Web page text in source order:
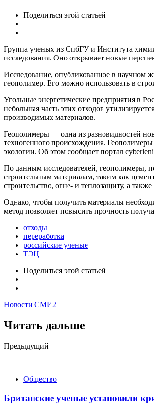
Поделиться этой статьей
Группа ученых из СпбГУ и Института
исследования. Оно открывает новые
Исследование, опубликованное в научном
геополимер. Его можно использовать в
Угольные энергетические предприятия в
небольшая часть этих отходов
производимых материалов.
Геополимеры — одна из разновидностей
техногенного происхождения.
экологии. Об этом сообщает портал
По данным исследователей, геополимеры,
строительным материалам, таким как
строительство, огне- и теплозащиту, а
Однако, чтобы получить материалы
метод позволяет повысить прочность
отходы
переработка
российские ученые
ТЭЦ
Поделиться этой статьей
Новости СМИ2
Читать дальше
Post
Предыдущий
Общество
Британские ученые установили